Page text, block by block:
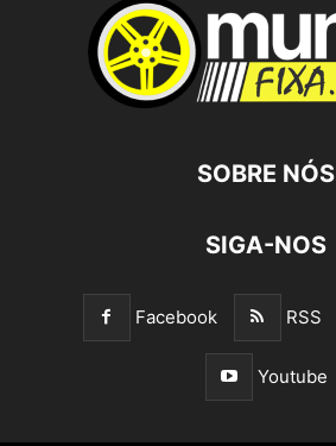
SOBRE NÓS
SIGA-NOS
Facebook RSS
Youtube